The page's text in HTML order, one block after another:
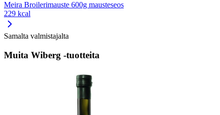
Meira Broilerimauste 600g mausteseos
229 kcal
Samalta valmistajalta
Muita Wiberg -tuotteita